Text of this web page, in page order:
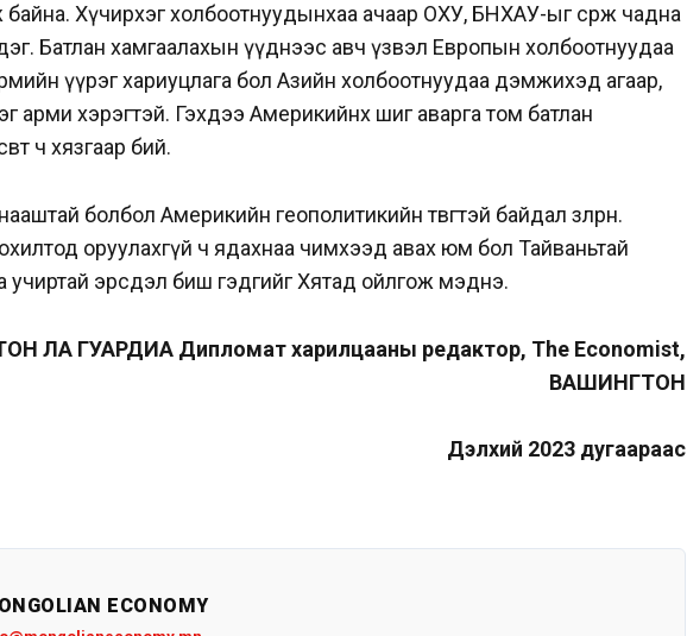
байна. Хүчирхэг холбоотнуудынхаа ачаар ОХУ, БНХАУ-ыг сөрж чадна
Батлан хамгаалахын үүднээс авч үзвэл Европын холбоотнуудаа
үүрэг хариуцлага бол Азийн холбоотнуудаа дэмжихэд агаар,
арми хэрэгтэй. Гэхдээ Америкийнх шиг аварга том батлан
ч хязгаар бий.
болбол Америкийн геополитикийн төвөгтэй байдал зөөлөрнө.
оруулахгүй ч ядахнаа чимхээд авах юм бол Тайваньтай
учиртай эрсдэл биш гэдгийг Хятад ойлгож мэднэ.
ЛА ГУАРДИА Дипломат харилцааны редактор, The Economist,
ВАШИНГТОН
Дэлхий 2023 дугаараас
ECONOMY